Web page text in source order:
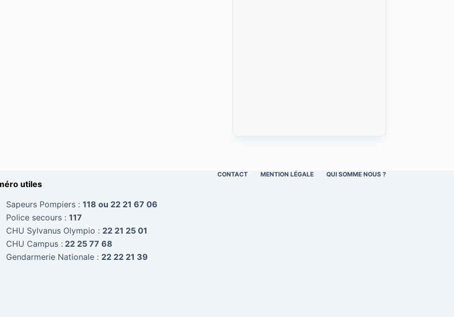
CONTACT MENTION LÉGALE QUI SOMME NOUS ?
utiles
Sapeurs Pompiers : 118 ou 22 21 67 06
Police secours : 117
CHU Sylvanus Olympio : 22 21 25 01
CHU Campus : 22 25 77 68
Gendarmerie Nationale : 22 22 21 39